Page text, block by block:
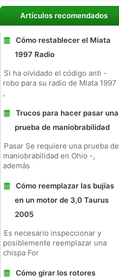
Artículos recomendados
Cómo restablecer el Miata
1997 Radio
Si ha olvidado el código anti -
robo para su radio de Miata 1997
,
Trucos para hacer pasar una
prueba de maniobrabilidad
Pasar Se requiere una prueba de
maniobrabilidad en Ohio -,
además
Cómo reemplazar las bujías
en un motor de 3,0 Taurus
2005
Es necesario inspeccionar y
posiblemente reemplazar una
chispa For
Cómo girar los rotores